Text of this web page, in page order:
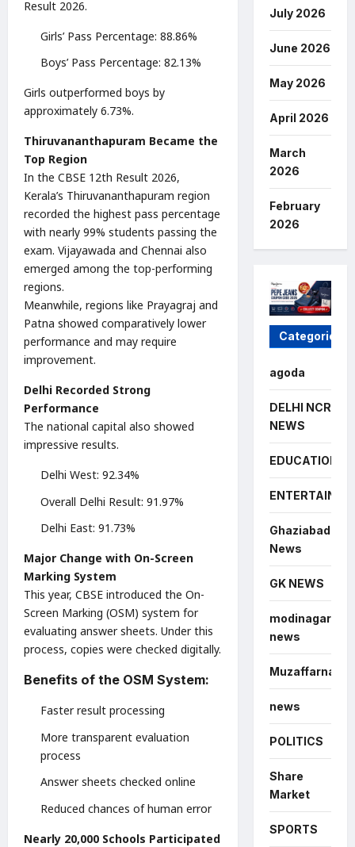
Result 2026.
Girls’ Pass Percentage: 88.86%
Boys’ Pass Percentage: 82.13%
Girls outperformed boys by
approximately 6.73%.
Thiruvananthapuram Became the
Top Region
In the CBSE 12th Result 2026,
Kerala’s Thiruvananthapuram region
recorded the highest pass percentage
with nearly 99% students passing the
exam. Vijayawada and Chennai also
emerged among the top-performing
regions.
Meanwhile, regions like Prayagraj and
Patna showed comparatively lower
performance and may require
improvement.
Delhi Recorded Strong
Performance
The national capital also showed
impressive results.
Delhi West: 92.34%
Overall Delhi Result: 91.97%
Delhi East: 91.73%
Major Change with On-Screen
Marking System
This year, CBSE introduced the On-
Screen Marking (OSM) system for
evaluating answer sheets. Under this
process, copies were checked digitally.
Benefits of the OSM System:
Faster result processing
More transparent evaluation
process
Answer sheets checked online
Reduced chances of human error
Nearly 20,000 Schools Participated
July 2026
June 2026
May 2026
April 2026
March
2026
February
2026
Categories
agoda
DELHI NCR
NEWS
EDUCATION
Ghaziabad
News
GK NEWS
modinagar
news
Muzaffarnagar
news
POLITICS
Share
Market
SPORTS